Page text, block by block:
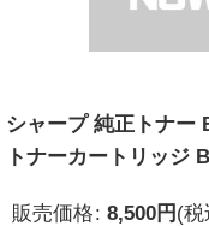
シャープ 純正トナー
トナーカートリッジ
販売価格: 8,500円 (税